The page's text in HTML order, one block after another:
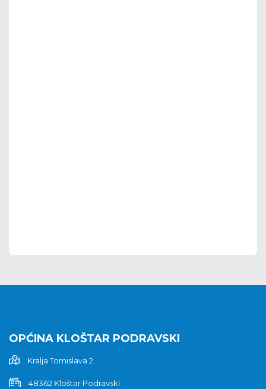
OPĆINA KLOŠTAR PODRAVSKI
Kralja Tomislava 2
48362 Kloštar Podravski